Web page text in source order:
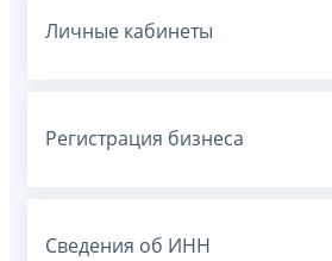
Личные кабинеты
Регистрация бизнеса
Сведения об ИНН